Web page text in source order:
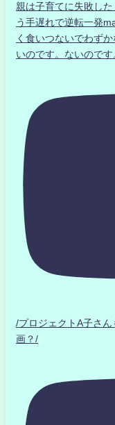
親は子育てに失敗し
う手遅れで逆転一発
く食いつないでわず
いのです。ないのです
/プロジェクトA子さ
画？/